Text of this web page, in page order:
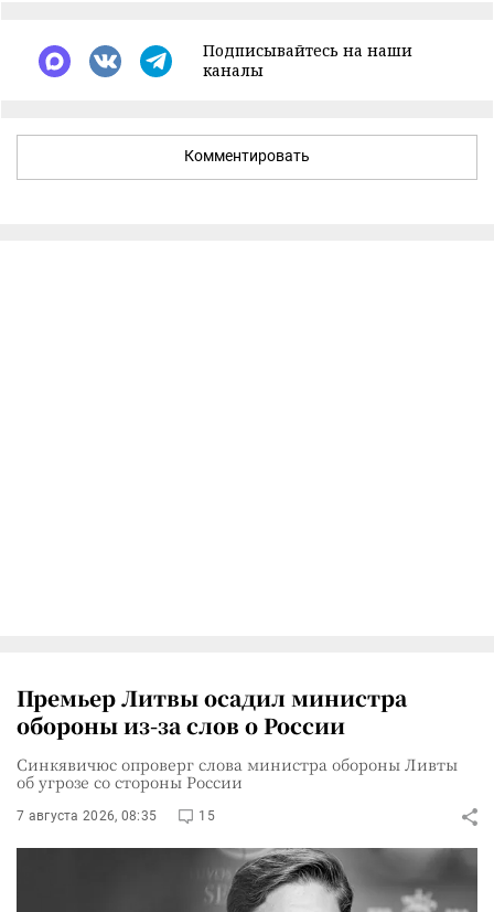
Подписывайтесь на наши
каналы
Комментировать
Премьер Литвы осадил министра
обороны из-за слов о России
Синкявичюс опроверг слова министра обороны Ливты
об угрозе со стороны России
7 августа 2026, 08:35 15